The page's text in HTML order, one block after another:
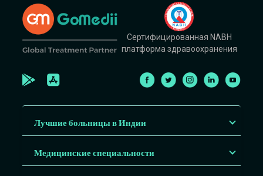
Сертифицированная NABH
платформа здравоохранения
Лучшие больницы в Индии
Медицинские специальности